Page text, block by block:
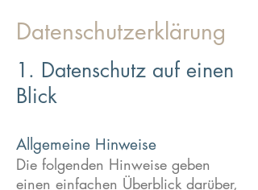
Datenschutzerklärung
1. Datenschutz auf einen
Blick
Allgemeine Hinweise
Die folgenden Hinweise geben
einen einfachen Überblick darüber,